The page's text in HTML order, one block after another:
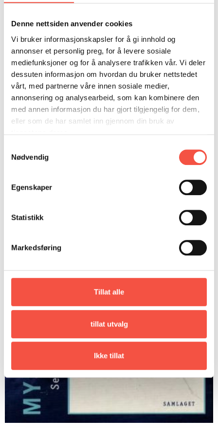
Denne nettsiden anvender cookies
Vi bruker informasjonskapsler for å gi innhold og
annonser et personlig preg, for å levere sosiale
mediefunksjoner og for å analysere trafikken vår. Vi deler
dessuten informasjon om hvordan du bruker nettstedet
vårt, med partnerne våre innen sosiale medier,
annonsering og analysearbeid, som kan kombinere den
med annen informasjon du har gjort tilgjengelig for dem,
eller som de har samlet inn gjennom din bruk av
Nødvendig
Egenskaper
Statistikk
Markedsføring
Tillat alle
tillat utvalg
Ikke tillat
PERSONVERNERKLÆRING
FORTELLINGAR
KONTAKT
OPNINGSTIDER
funnet, til tross for omfattende leteaksjoner.
Den største fangstulykken etter krigen var et
faktum – og et uløst mysterium. Denne boka
kaster nytt lys over denne tragiske ulykken i
farvannet mellom Jan Mayen og Øst-Grønland,
samtidig som den gir et nærbilde av en
fangstkultur som er i ferd med å forsvinne. Har
litteraturliste.